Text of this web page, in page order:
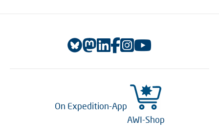
On Expedition-App
AWI-Shop